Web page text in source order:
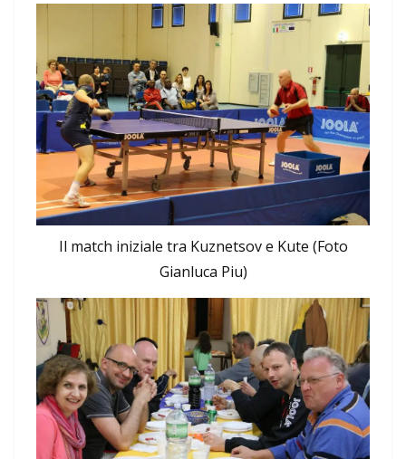
Il match iniziale tra Kuznetsov e Kute (Foto
Gianluca Piu)